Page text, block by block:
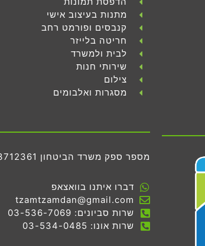
מתנות בעיצוב אישי
קנבסים ופורמט רחב
חריטה בלייזר
לבית ולמשרד
שירותי חנות
צילום
מסגרות ואלבומים
מספר ספק משרד הביטחון 83712361
דברו איתנו בוואצאפ
tzamtzamdan@gmail.com
שרות סביונים: 03-536-7069
שרות אונו: 03-534-0485